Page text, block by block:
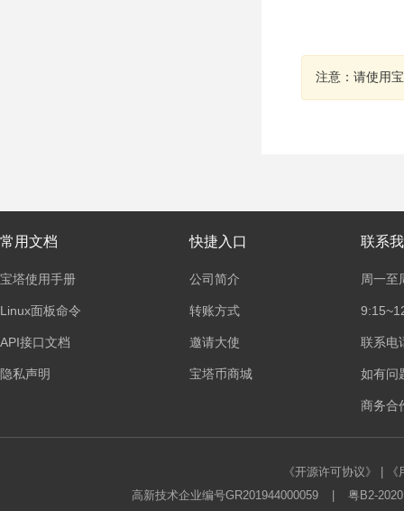
注意：请使用
常用文档
宝塔使用手册
Linux面板命令
API接口文档
隐私声明
快捷入口
公司简介
转账方式
邀请大使
宝塔币商城
联系
周一至
联系电
如有问
商务合
《开源许可协议》
高新技术企业编号GR201944000059
粤B2-